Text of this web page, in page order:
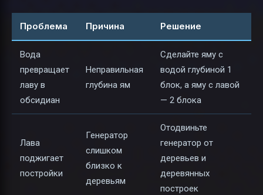
Проблема Причина Решение
Вода
превращает
лаву в
обсидиан
Неправильная
глубина ям
Сделайте яму с
водой глубиной 1
блок, а яму с лавой
— 2 блока
Лава
поджигает
постройки
Генератор
слишком
близко к
деревьям
Отодвиньте
генератор от
деревьев и
деревянных
построек